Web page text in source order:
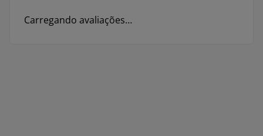
Carregando avaliações…